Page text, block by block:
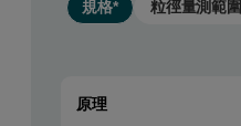
規格* 粒徑量測範圍
原理